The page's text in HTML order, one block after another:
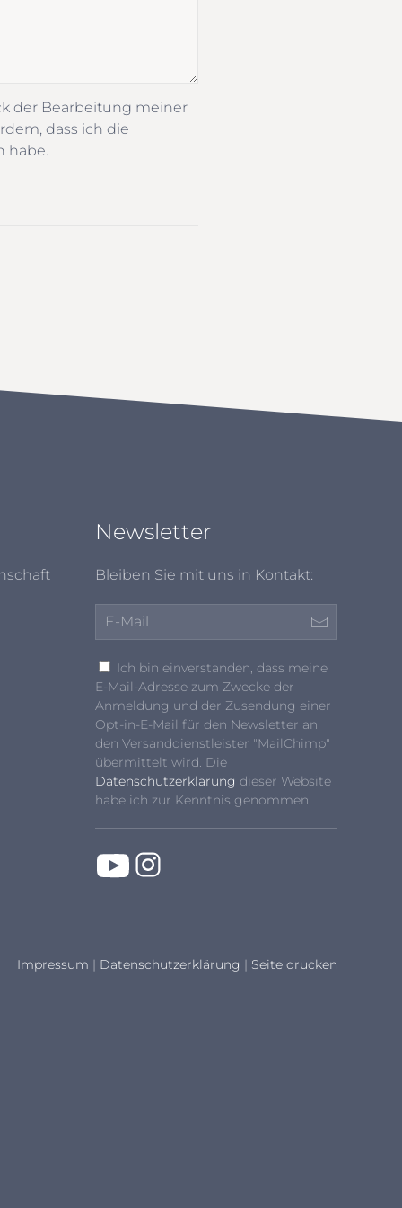
der Bearbeitung meiner
dass ich die
habe.
Newsletter
Bleiben Sie mit uns in Kontakt:
Ich bin einverstanden, dass meine
E-Mail-Adresse zum Zwecke der
Anmeldung und der Zusendung einer
Opt-in-E-Mail für den Newsletter an
den Versanddienstleister "MailChimp"
übermittelt wird. Die
Datenschutzerklärung dieser Website
habe ich zur Kenntnis genommen.
Impressum | Datenschutzerklärung | Seite drucken